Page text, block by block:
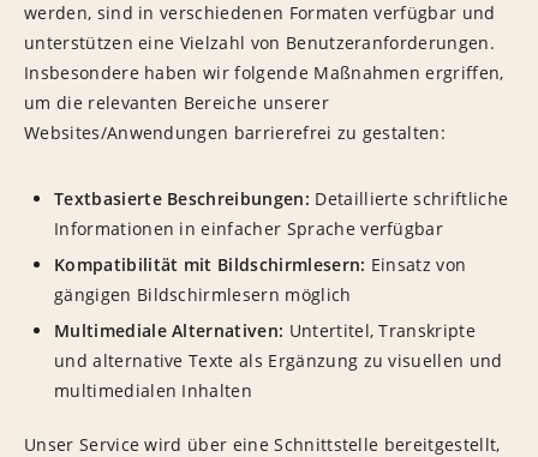
werden, sind in verschiedenen Formaten verfügbar und
unterstützen eine Vielzahl von Benutzeranforderungen.
Insbesondere haben wir folgende Maßnahmen ergriffen,
um die relevanten Bereiche unserer
Websites/Anwendungen barrierefrei zu gestalten:
Textbasierte Beschreibungen: Detaillierte schriftliche
Informationen in einfacher Sprache verfügbar
Kompatibilität mit Bildschirmlesern: Einsatz von
gängigen Bildschirmlesern möglich
Multimediale Alternativen: Untertitel, Transkripte
und alternative Texte als Ergänzung zu visuellen und
multimedialen Inhalten
Unser Service wird über eine Schnittstelle bereitgestellt,